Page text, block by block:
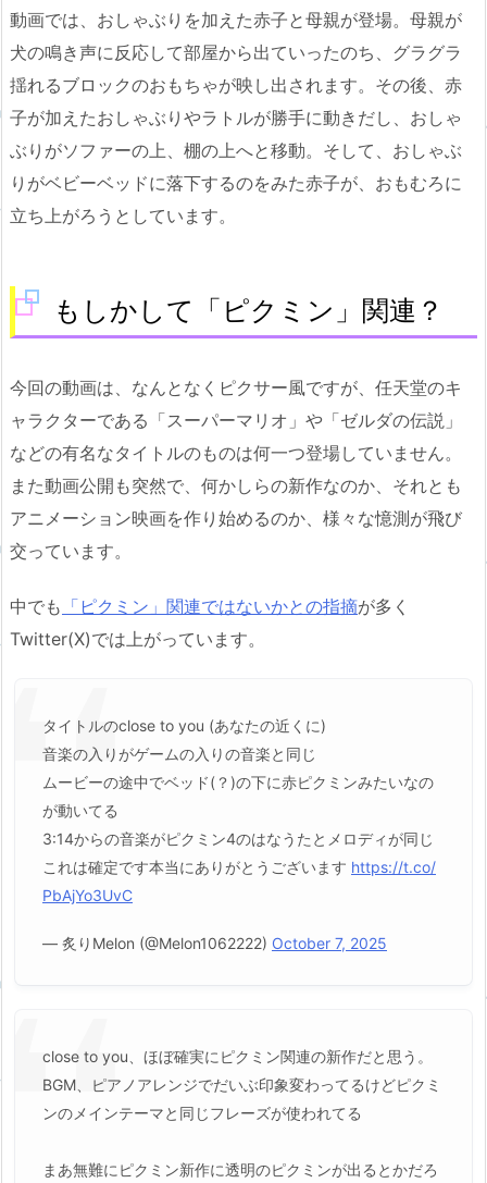
動画では、おしゃぶりを加えた赤子と母親が登場。母親が
犬の鳴き声に反応して部屋から出ていったのち、グラグラ
揺れるブロックのおもちゃが映し出されます。その後、赤
子が加えたおしゃぶりやラトルが勝手に動きだし、おしゃ
ぶりがソファーの上、棚の上へと移動。そして、おしゃぶ
りがベビーベッドに落下するのをみた赤子が、おもむろに
立ち上がろうとしています。
もしかして「ピクミン」関連？
今回の動画は、なんとなくピクサー風ですが、任天堂のキ
ャラクターである「スーパーマリオ」や「ゼルダの伝説」
などの有名なタイトルのものは何一つ登場していません。
また動画公開も突然で、何かしらの新作なのか、それとも
アニメーション映画を作り始めるのか、様々な憶測が飛び
交っています。
中でも 「ピクミン」関連ではないかとの指摘が多く
Twitter(X)では上がっています。
タイトルのclose to you (あなたの近くに)
音楽の入りがゲームの入りの音楽と同じ
ムービーの途中でベッド(？)の下に赤ピクミンみたいなの
が動いてる
3:14からの音楽がピクミン4のはなうたとメロディが同じ
これは確定です本当にありがとうございます https://t.co/
PbAjYo3UvC
— 炙りMelon (@Melon1062222) October 7, 2025
close to you、ほぼ確実にピクミン関連の新作だと思う。
BGM、ピアノアレンジでだいぶ印象変わってるけどピクミ
ンのメインテーマと同じフレーズが使われてる
まあ無難にピクミン新作に透明のピクミンが出るとかだろ